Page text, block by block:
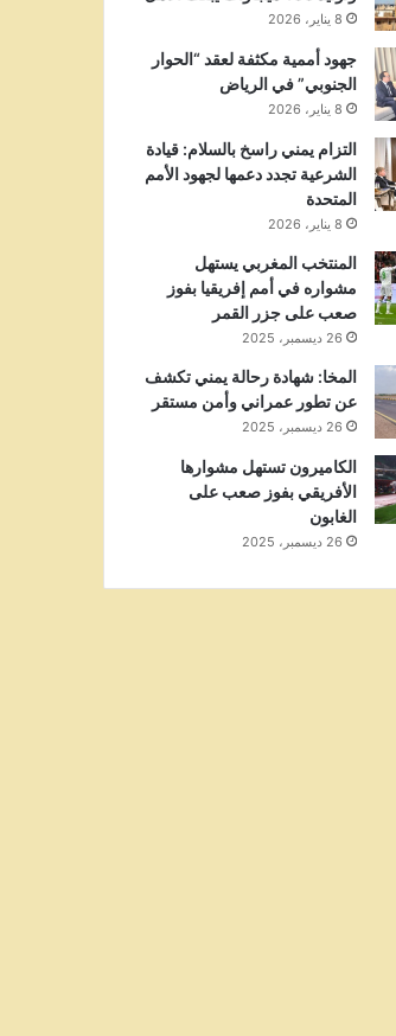
8 يناير، 2026
جهود أممية مكثفة لعقد “الحوار
الجنوبي” في الرياض
8 يناير، 2026
التزام يمني راسخ بالسلام: قيادة
الشرعية تجدد دعمها لجهود الأمم
المتحدة
8 يناير، 2026
المنتخب المغربي يستهل
مشواره في أمم إفريقيا بفوز
صعب على جزر القمر
26 ديسمبر، 2025
المخا: شهادة رحالة يمني تكشف
عن تطور عمراني وأمن مستقر
26 ديسمبر، 2025
الكاميرون تستهل مشوارها
الأفريقي بفوز صعب على
الغابون
26 ديسمبر، 2025